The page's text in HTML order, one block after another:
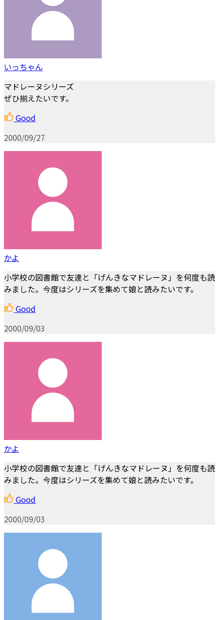
いっちゃん
マドレーヌシリーズ
ぜひ揃えたいです。
Good
2000/09/27
かよ
小学校の図書館で友達と「げんきなマドレーヌ」を何度も読
みました。今度はシリーズを集めて娘と読みたいです。
Good
2000/09/03
かよ
小学校の図書館で友達と「げんきなマドレーヌ」を何度も読
みました。今度はシリーズを集めて娘と読みたいです。
Good
2000/09/03